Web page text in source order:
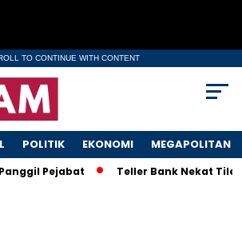
TO CONTINUE WITH CONTENT
POLITIK EKONOMI MEGAPOLITAN
Pejabat Teller Bank Nekat